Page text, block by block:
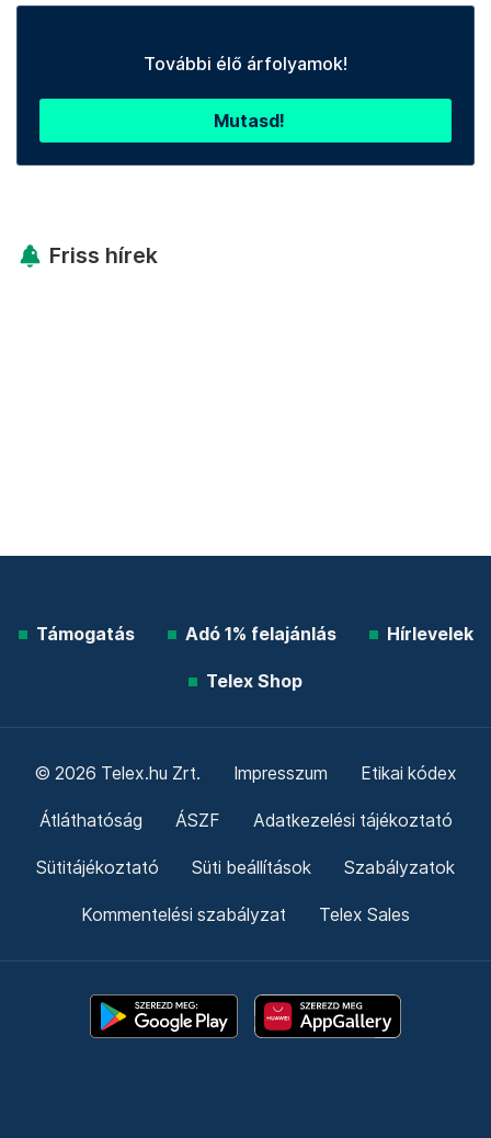
További élő árfolyamok!
Mutasd!
Friss hírek
Támogatás Adó 1% felajánlás Hírlevelek
Telex Shop
© 2026 Telex.hu Zrt. Impresszum Etikai kódex
Átláthatóság ÁSZF Adatkezelési tájékoztató
Sütitájékoztató Süti beállítások Szabályzatok
Kommentelési szabályzat Telex Sales